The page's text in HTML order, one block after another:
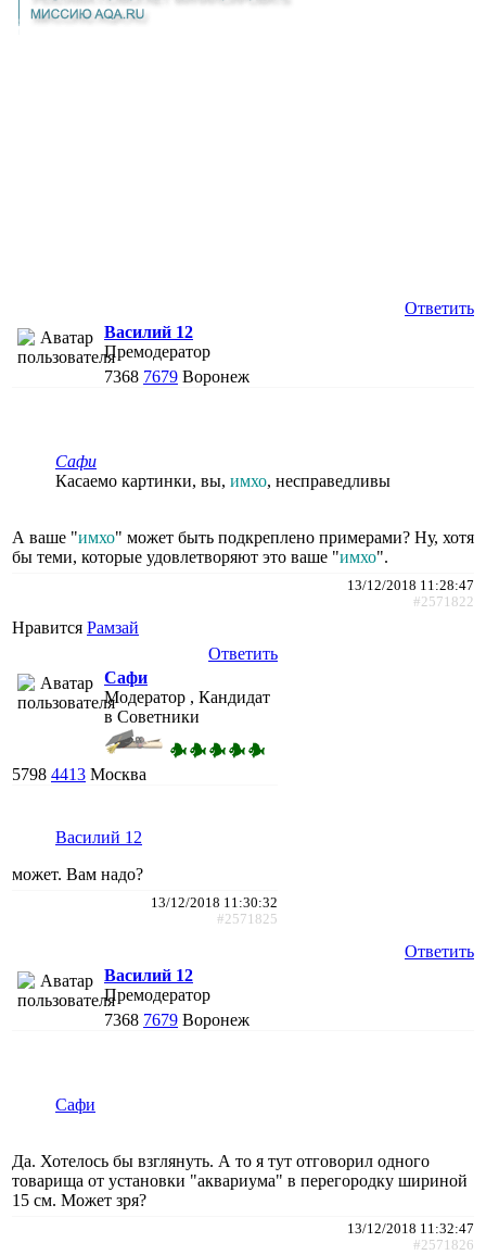
Ответить
Василий 12
Премодератор
7368 7679 Воронеж
Сафи
Касаемо картинки, вы, имхо, несправедливы
А ваше "имхо" может быть подкреплено примерами? Ну, хотя
бы теми, которые удовлетворяют это ваше "имхо".
13/12/2018 11:28:47
#2571822
Нравится Рамзай
Ответить
Сафи
Модератор , Кандидат
в Советники
5798 4413 Москва
Василий 12
может. Вам надо?
13/12/2018 11:30:32
#2571825
Ответить
Василий 12
Премодератор
7368 7679 Воронеж
Сафи
Да. Хотелось бы взглянуть. А то я тут отговорил одного
товарища от установки "аквариума" в перегородку шириной
15 см. Может зря?
13/12/2018 11:32:47
#2571826